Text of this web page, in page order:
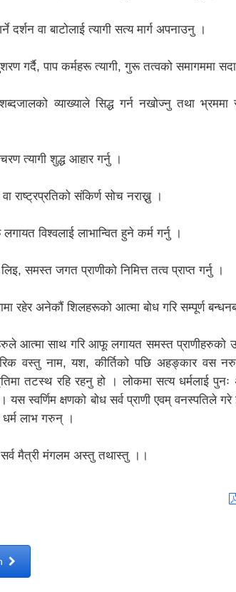
वा बाटोलाई त्यागी सत्य मार्ग अपनाउनु ।
गर्दै, पाप कर्महरू त्यागी, गुरू तत्वको समागममा
व्याख्याले सिद्ध गर्न नखोज्नु तथा भ्रममा
त्यागी शुद्ध आहार गर्नु ।
राष्ट्रप्रतिको संकिर्ण सोच नराख्नु ।
विश्वलाई लाभान्वित हुने कर्म गर्नु ।
समस्त जगत प्राणीको निमित्त तत्व प्राप्त गर्नु ।
रहेर अनेकौं शिलहरूको आत्मा बोध गरि सम्पूर्ण
आत्मा साथ गरि आफू लगायत समस्त प्राणीहरुको
वस्तु नाम, यश, कीर्तिको पछि अहङ्कार वस
तटस्थ रहि रहनु हो । लोकमा सत्य धर्मलाई पुनः
स्वर्णिम क्षणको बोध सर्व प्राणी एवम् वनस्पतिले
यथासिध्र धर्म लाभ गरुन् ।
सर्व मैत्री मंगलम अस्तु तथास्तु ।।